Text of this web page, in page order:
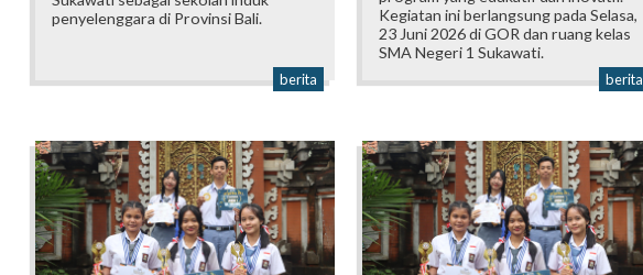
penyelenggara di Provinsi Bali.
berita
Kegiatan ini berlangsung pada Selasa,
23 Juni 2026 di GOR dan ruang kelas
SMA Negeri 1 Sukawati.
berita